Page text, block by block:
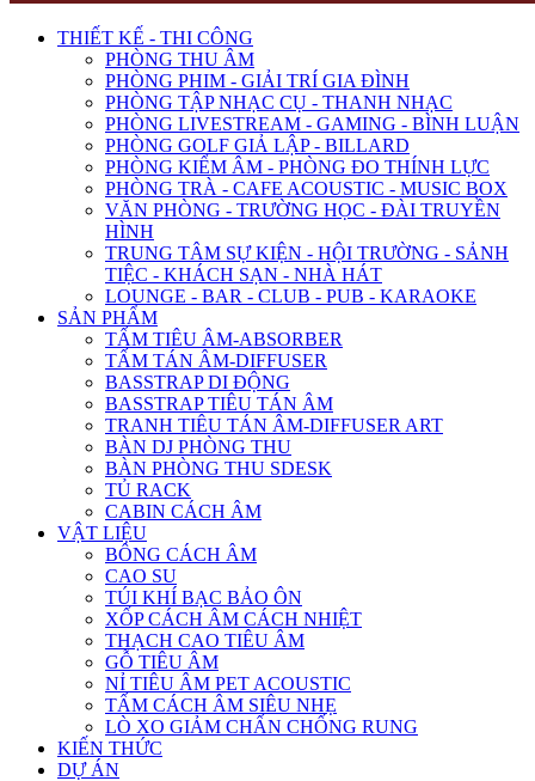
THIẾT KẾ - THI CÔNG
PHÒNG THU ÂM
PHÒNG PHIM - GIẢI TRÍ GIA ĐÌNH
PHÒNG TẬP NHẠC CỤ - THANH NHẠC
PHÒNG LIVESTREAM - GAMING - BÌNH LUẬN
PHÒNG GOLF GIẢ LẬP - BILLARD
PHÒNG KIỂM ÂM - PHÒNG ĐO THÍNH LỰC
PHÒNG TRÀ - CAFE ACOUSTIC - MUSIC BOX
VĂN PHÒNG - TRƯỜNG HỌC - ĐÀI TRUYỀN
HÌNH
TRUNG TÂM SỰ KIỆN - HỘI TRƯỜNG - SẢNH
TIỆC - KHÁCH SẠN - NHÀ HÁT
LOUNGE - BAR - CLUB - PUB - KARAOKE
SẢN PHẨM
TẤM TIÊU ÂM-ABSORBER
TẤM TÁN ÂM-DIFFUSER
BASSTRAP DI ĐỘNG
BASSTRAP TIÊU TÁN ÂM
TRANH TIÊU TÁN ÂM-DIFFUSER ART
BÀN DJ PHÒNG THU
BÀN PHÒNG THU SDESK
TỦ RACK
CABIN CÁCH ÂM
VẬT LIỆU
BÔNG CÁCH ÂM
CAO SU
TÚI KHÍ BẠC BẢO ÔN
XỐP CÁCH ÂM CÁCH NHIỆT
THẠCH CAO TIÊU ÂM
GỖ TIÊU ÂM
NỈ TIÊU ÂM PET ACOUSTIC
TẤM CÁCH ÂM SIÊU NHẸ
LÒ XO GIẢM CHẤN CHỐNG RUNG
KIẾN THỨC
DỰ ÁN